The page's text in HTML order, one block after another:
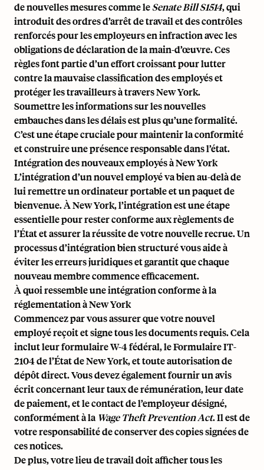
de nouvelles mesures comme leSenate Bill S1514, qui
introduit des ordres d’arrêt de travail et des contrôles
renforcés pour les employeurs en infraction avec les
obligations de déclaration de la main-d’œuvre. Ces
règles font partie d’un effort croissant pour lutter
contre la mauvaise classification des employés et
protéger les travailleurs à travers New York.
Soumettre les informations sur les nouvelles
embauches dans les délais est plus qu’une formalité.
C’est une étape cruciale pour maintenir la conformité
et construire une présence responsable dans l’état.
Intégration des nouveaux employés à New York
L’intégration d’un nouvel employé va bien au-delà de
lui remettre un ordinateur portable et un paquet de
bienvenue. À New York, l’intégration est une étape
essentielle pour rester conforme aux règlements de
l’État et assurer la réussite de votre nouvelle recrue. Un
processus d’intégration bien structuré vous aide à
éviter les erreurs juridiques et garantit que chaque
nouveau membre commence efficacement.
À quoi ressemble une intégration conforme à la
réglementation à New York
Commencez par vous assurer que votre nouvel
employé reçoit et signe tous les documents requis. Cela
inclut leur formulaire W-4 fédéral, le Formulaire IT-
2104 de l’État de New York, et toute autorisation de
dépôt direct. Vous devez également fournir un avis
écrit concernant leur taux de rémunération, leur date
de paiement, et le contact de l’employeur désigné,
conformément à la Wage Theft Prevention Act. Il est de
votre responsabilité de conserver des copies signées de
ces notices.
De plus, votre lieu de travail doit afficher tous les